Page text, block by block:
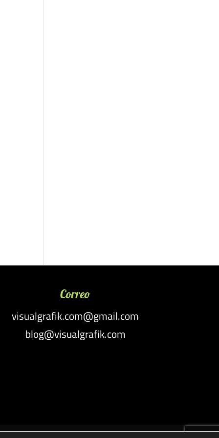
Correo
visualgrafik.com@gmail.com
blog@visualgrafik.com